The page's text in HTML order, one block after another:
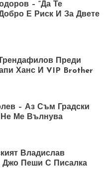
– “Да Те
Е Риск И За Двете
Преди
Ханс И VIP Brother
– Аз Съм Градски
Не Ме Вълнува
Владислав
Джо Пеши С Писалка